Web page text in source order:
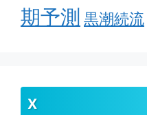
期予測 黒潮続流
X